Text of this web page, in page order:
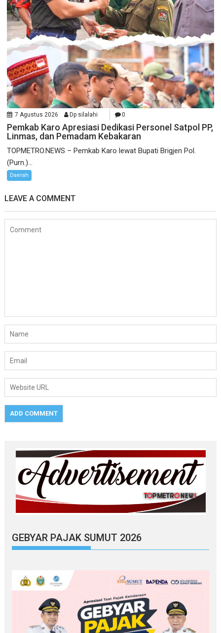
7 Agustus 2026 Dp silalahi 0
Pemkab Karo Apresiasi Dedikasi Personel Satpol PP,
Linmas, dan Pemadam Kebakaran
TOPMETRO.NEWS – Pemkab Karo lewat Bupati Brigjen Pol.
(Purn.)...
Daerah
LEAVE A COMMENT
GEBYAR PAJAK SUMUT 2026